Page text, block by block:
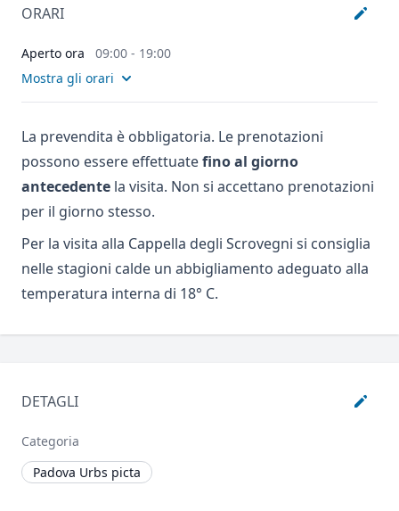
ORARI
Aperto ora
09:00 - 19:00
Mostra gli orari
La prevendita è obbligatoria. Le prenotazioni
possono essere effettuatefino al giorno
antecedente la visita. Non si accettano prenotazioni
per il giorno stesso.
Per la visita alla Cappella degli Scrovegni si consiglia
nelle stagioni calde un abbigliamento adeguato alla
temperatura interna di 18° C.
DETAGLI
Categoria
Padova Urbs picta